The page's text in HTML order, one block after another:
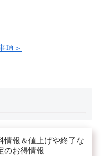
項＞
情報＆値上げや終了な
のお得情報